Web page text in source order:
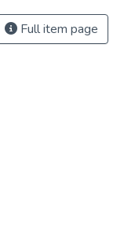
Full item page